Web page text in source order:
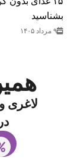
بشناسید
۹ مرداد ۱۴۰۵
لاغری